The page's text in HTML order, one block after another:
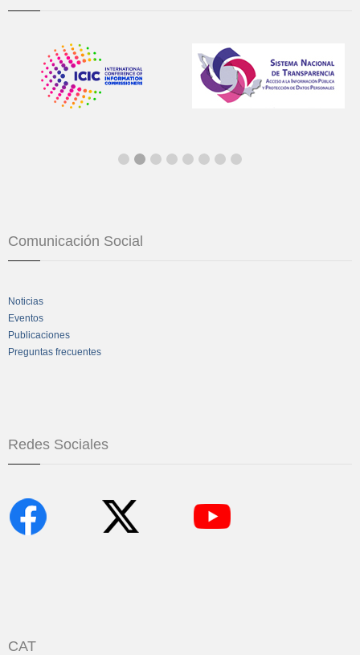
Comunicación Social
Noticias
Eventos
Publicaciones
Preguntas frecuentes
Redes Sociales
CAT